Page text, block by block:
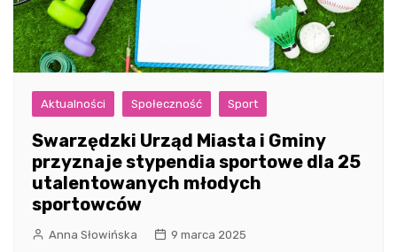
Aktualności Społeczność Sport
Swarzędzki Urząd Miasta i Gminy
przyznaje stypendia sportowe dla 25
utalentowanych młodych
sportowców
Anna Słowińska 9 marca 2025